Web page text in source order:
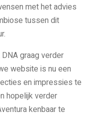
met het advies
tussen dit
graag verder
website is nu een
en impressies te
hopelijk verder
kenbaar te